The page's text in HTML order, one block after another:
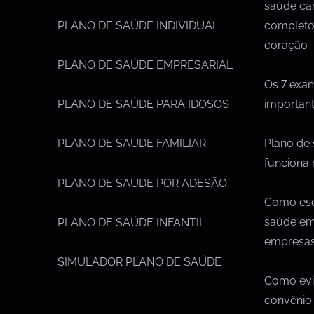
PLANO DE SAÚDE INDIVIDUAL
PLANO DE SAÚDE EMPRESARIAL
PLANO DE SAÚDE PARA IDOSOS
PLANO DE SAÚDE FAMILIAR
PLANO DE SAÚDE POR ADESÃO
PLANO DE SAÚDE INFANTIL
SIMULADOR PLANO DE SAÚDE
saúde
coração
Os 7
Plano de
funciona
Como
saúde
Como